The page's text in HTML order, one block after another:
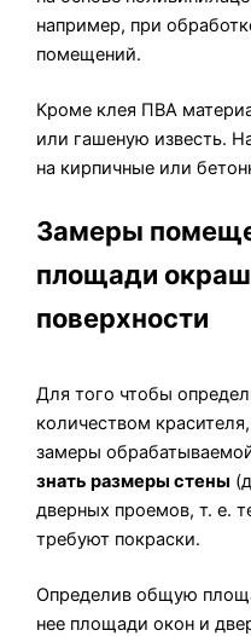
например, при
помещений.
Кроме клея ПВА
или гашеную известь.
на кирпичные или
Замеры
площади
поверхности
Для того чтобы
количеством
замеры
знать размеры стены
дверных проемов, т. е.
требуют покраски.
Определив общую
нее площади окон и